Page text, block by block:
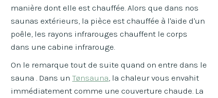
manière dont elle est chauffée. Alors que dans nos
saunas extérieurs, la pièce est chauffée à l'aide d'un
poêle, les rayons infrarouges chauffent le corps
dans une cabine infrarouge.
On le remarque tout de suite quand on entre dans le
sauna . Dans unTønsauna , la chaleur vous envahit
immédiatement comme une couverture chaude. La